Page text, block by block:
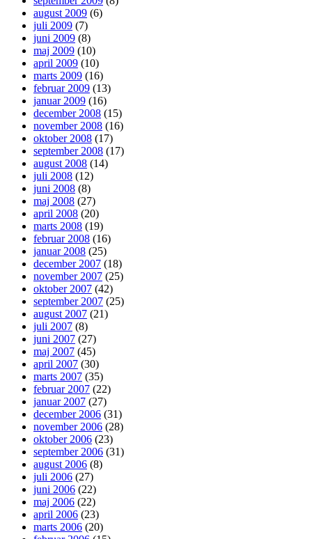
august 2009 (6)
juli 2009 (7)
juni 2009 (8)
maj 2009 (10)
april 2009 (10)
marts 2009 (16)
februar 2009 (13)
januar 2009 (16)
december 2008 (15)
november 2008 (16)
oktober 2008 (17)
september 2008 (17)
august 2008 (14)
juli 2008 (12)
juni 2008 (8)
maj 2008 (27)
april 2008 (20)
marts 2008 (19)
februar 2008 (16)
januar 2008 (25)
december 2007 (18)
november 2007 (25)
oktober 2007 (42)
september 2007 (25)
august 2007 (21)
juli 2007 (8)
juni 2007 (27)
maj 2007 (45)
april 2007 (30)
marts 2007 (35)
februar 2007 (22)
januar 2007 (27)
december 2006 (31)
november 2006 (28)
oktober 2006 (23)
september 2006 (31)
august 2006 (8)
juli 2006 (27)
juni 2006 (22)
maj 2006 (22)
april 2006 (23)
marts 2006 (20)